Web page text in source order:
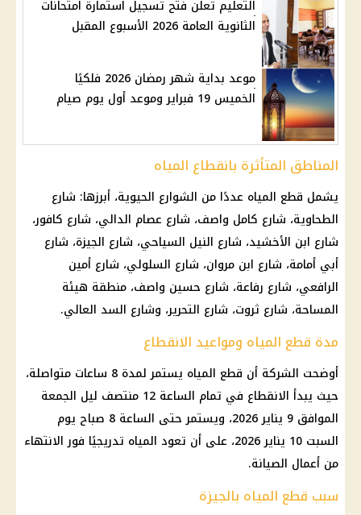
التعليم تعلن فتح تسجيل استمارة امتحانات
الثانوية العامة 2026 الأسبوع المقبل
موعد بداية شهر رمضان 2026 فلكيًا
الخميس 19 فبراير وموعد أول يوم صيام
المناطق المتأثرة بانقطاع المياه
يشمل قطع المياه عددًا من الشوارع الحيوية، أبرزها: شارع
الطحاوية، شارع كامل واصف، شارع عصام الدالي، شارع كافور،
شارع ابن الأخشيد، شارع النيل السياحي، شارع الجيزة، شارع
أبي أمامة، شارع ابن مروان، شارع السلولي، شارع أمين
الرافعي، شارع رفاعة، شارع حسين واصف، منطقة هيئة
المساحة، شارع ثروت، شارع التحرير، وشارع السد العالي.
مدة قطع المياه ومواعيد الانقطاع
أوضحت الشركة أن قطع المياه يستمر لمدة 8 ساعات متواصلة،
حيث يبدأ الانقطاع في تمام الساعة 12 منتصف ليل الجمعة
الموافق 9 يناير 2026، ويستمر حتى الساعة 8 صباح يوم
السبت 10 يناير 2026، على أن تعود المياه تدريجيًا فور الانتهاء
من أعمال الصيانة.
سبب قطع المياه بالجيزة